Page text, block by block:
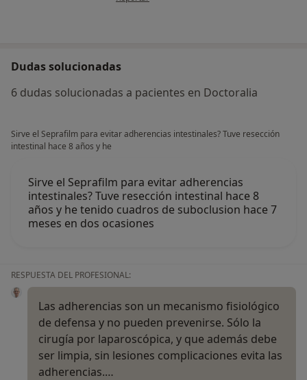
Dudas solucionadas
6 dudas solucionadas a pacientes en Doctoralia
Sirve el Seprafilm para evitar adherencias intestinales? Tuve resección
intestinal hace 8 años y he
Sirve el Seprafilm para evitar adherencias
intestinales? Tuve resección intestinal hace 8
años y he tenido cuadros de suboclusion hace 7
meses en dos ocasiones
RESPUESTA DEL PROFESIONAL:
Las adherencias son un mecanismo fisiológico
de defensa y no pueden prevenirse. Sólo la
cirugía por laparoscópica, y que además debe
ser limpia, sin lesiones complicaciones evita las
adherencias.…